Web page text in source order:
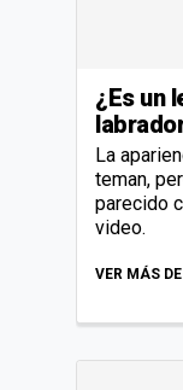
¿Es un
La
teman,
parecido
video.
VER MÁS DE